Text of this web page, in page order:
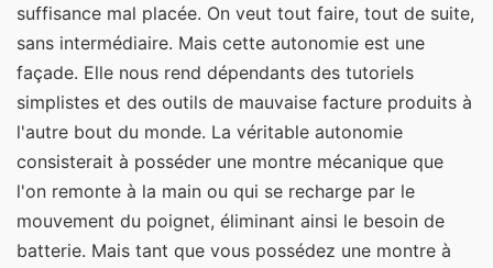
suffisance mal placée. On veut tout faire, tout de suite,
sans intermédiaire. Mais cette autonomie est une
façade. Elle nous rend dépendants des tutoriels
simplistes et des outils de mauvaise facture produits à
l'autre bout du monde. La véritable autonomie
consisterait à posséder une montre mécanique que
l'on remonte à la main ou qui se recharge par le
mouvement du poignet, éliminant ainsi le besoin de
batterie. Mais tant que vous possédez une montre à